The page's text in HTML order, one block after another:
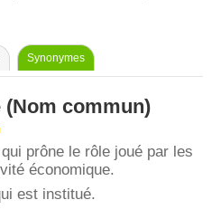
Synonymes
(Nom commun)
prône le rôle joué par les
économique.
est institué.